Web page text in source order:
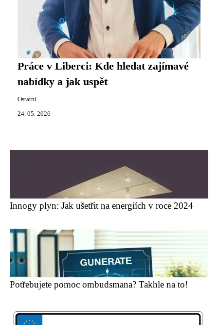
Práce v Liberci: Kde hledat zajímavé
nabídky a jak uspět
Ostatní
24. 05. 2026
Innogy plyn: Jak ušetřit na energiích v roce 2024
Potřebujete pomoc ombudsmana? Takhle na to!